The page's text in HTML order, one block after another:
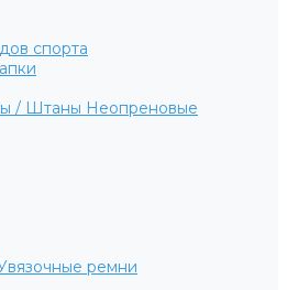
спорта
/ Штаны Неопреновые
ремни